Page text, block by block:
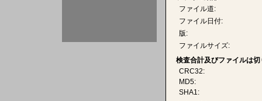
ファイル道:
ファイル日付:
版:
ファイルサイズ:
検査合計及びファイルは切
CRC32:
MD5:
SHA1: